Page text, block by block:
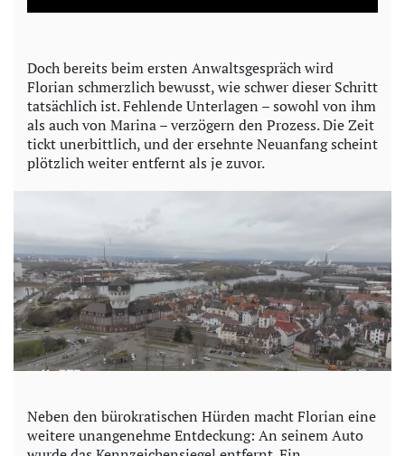
a
V
i
d
o
Doch bereits beim ersten Anwaltsgespräch wird
Florian schmerzlich bewusst, wie schwer dieser Schritt
tatsächlich ist. Fehlende Unterlagen – sowohl von ihm
als auch von Marina – verzögern den Prozess. Die Zeit
tickt unerbittlich, und der ersehnte Neuanfang scheint
plötzlich weiter entfernt als je zuvor.
Neben den bürokratischen Hürden macht Florian eine
weitere unangenehme Entdeckung: An seinem Auto